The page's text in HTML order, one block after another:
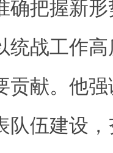
确把握新
统战工作
贡献。他
队伍建设